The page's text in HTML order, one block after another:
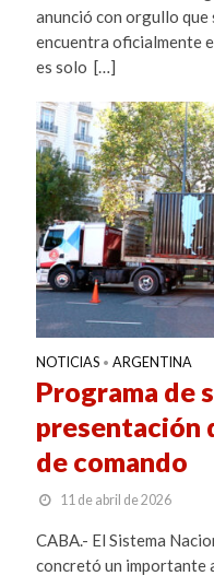
anunció con orgullo que
encuentra oficialmente
es solo […]
NOTICIAS • ARGENTINA
Programa de
presentación
de comando
11 de abril de 2026
CABA.- El Sistema
concretó un importante